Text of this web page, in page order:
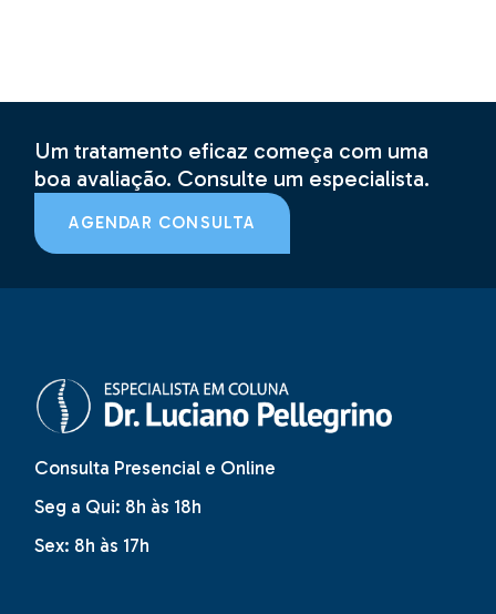
Um tratamento eficaz começa com uma
boa avaliação. Consulte um especialista.
AGENDAR CONSULTA
Consulta Presencial e Online
Seg a Qui: 8h às 18h
Sex: 8h às 17h